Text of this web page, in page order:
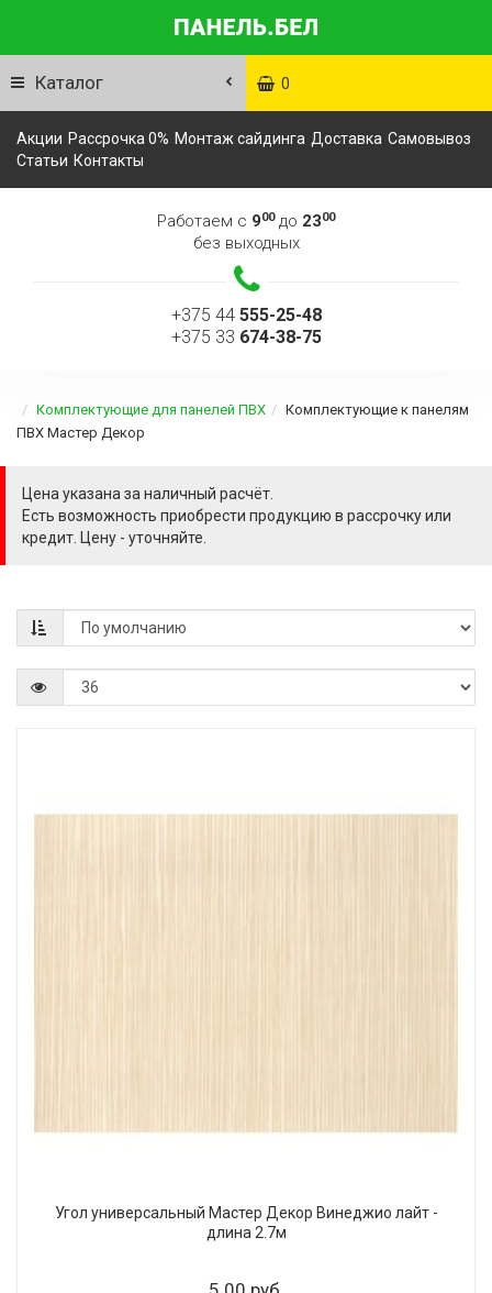
Каталог 0
Акции Рассрочка 0% Монтаж сайдинга Доставка Самовывоз
Статьи Контакты
Работаем с 900до 2300
без выходных
+375 44 555-25-48
+375 33 674-38-75
Комплектующие для панелей ПВХ
Комплектующие к панелям
ПВХ Мастер Декор
Цена указана за наличный расчёт.
Есть возможность приобрести продукцию в рассрочку или
кредит. Цену - уточняйте.
Угол универсальный Мастер Декор Винеджио лайт -
длина 2.7м